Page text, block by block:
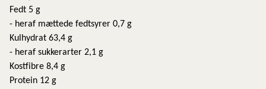
Fedt 5 g
- heraf mættede fedtsyrer 0,7 g
Kulhydrat 63,4 g
- heraf sukkerarter 2,1 g
Kostfibre 8,4 g
Protein 12 g